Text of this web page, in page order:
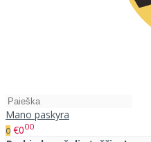
Mano paskyra
0 €000